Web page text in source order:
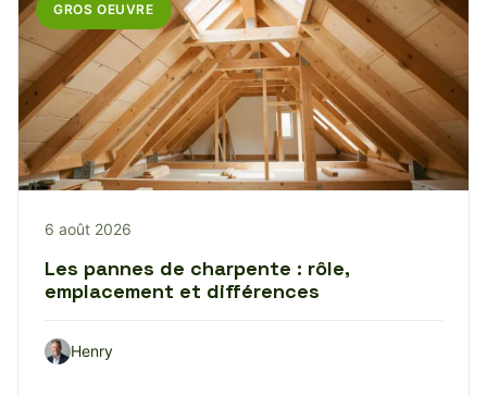
GROS OEUVRE
6 août 2026
Les pannes de charpente : rôle,
emplacement et différences
Henry